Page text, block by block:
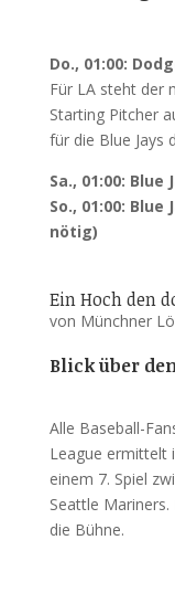
Do., 01:00:
Für LA steht der
Starting Pitcher
für die Blue Jays
Sa., 01:00: Blue
So., 01:00: Blue
nötig)
Ein Hoch den
von Münchner
Blick über
Alle Baseball-
League ermittelt
einem 7. Spiel
Seattle
die Bühne.